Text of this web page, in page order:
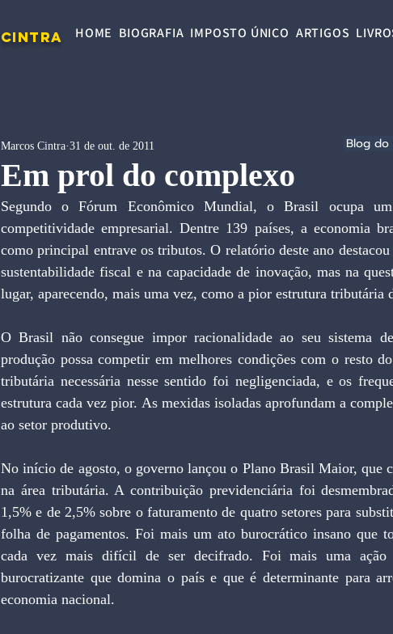
CINTRA HOME BIOGRAFIA IMPOSTO ÚNICO ARTIGOS
Em prol do complexo
Marcos Cintra 31 de out. de 2011
Segundo o Fórum Econômico Mundial, o Brasil ocupa
competitividade empresarial. Dentre 139 países, a economia
como principal entrave os tributos. O relatório deste ano
sustentabilidade fiscal e na capacidade de inovação, mas na
lugar, aparecendo, mais uma vez, como a pior estrutura tributária
O Brasil não consegue impor racionalidade ao seu sistema
produção possa competir em melhores condições com o resto
tributária necessária nesse sentido foi negligenciada, e os
estrutura cada vez pior. As mexidas isoladas aprofundam a
ao setor produtivo.
No início de agosto, o governo lançou o Plano Brasil Maior, que
na área tributária. A contribuição previdenciária foi
1,5% e de 2,5% sobre o faturamento de quatro setores para
folha de pagamentos. Foi mais um ato burocrático insano que
cada vez mais difícil de ser decifrado. Foi mais uma ação
burocratizante que domina o país e que é determinante para
economia nacional.
Blog do